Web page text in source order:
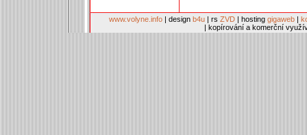
www.volyne.info | design b4u | rs ZVD | hosting gigaweb |
| kopírování a komerční